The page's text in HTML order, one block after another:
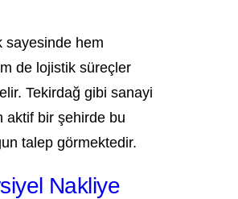
sayesinde hem
de lojistik süreçler
Tekirdağ gibi sanayi
aktif bir şehirde bu
talep görmektedir.
Nakliye